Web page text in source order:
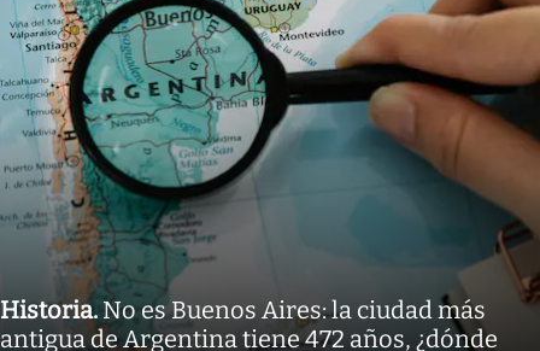
Historia. No es Buenos Aires: la ciudad más
antigua de Argentina tiene 472 años, ¿dónde